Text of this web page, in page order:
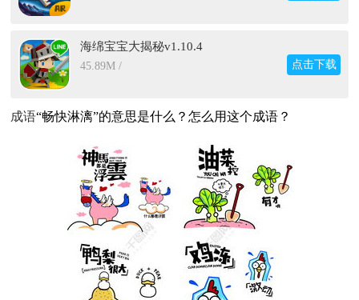
海绵宝宝大揭秘v1.10.4
45.89M / 点击下载
成语“畅快淋漓”的意思是什么？怎么用这个成语？